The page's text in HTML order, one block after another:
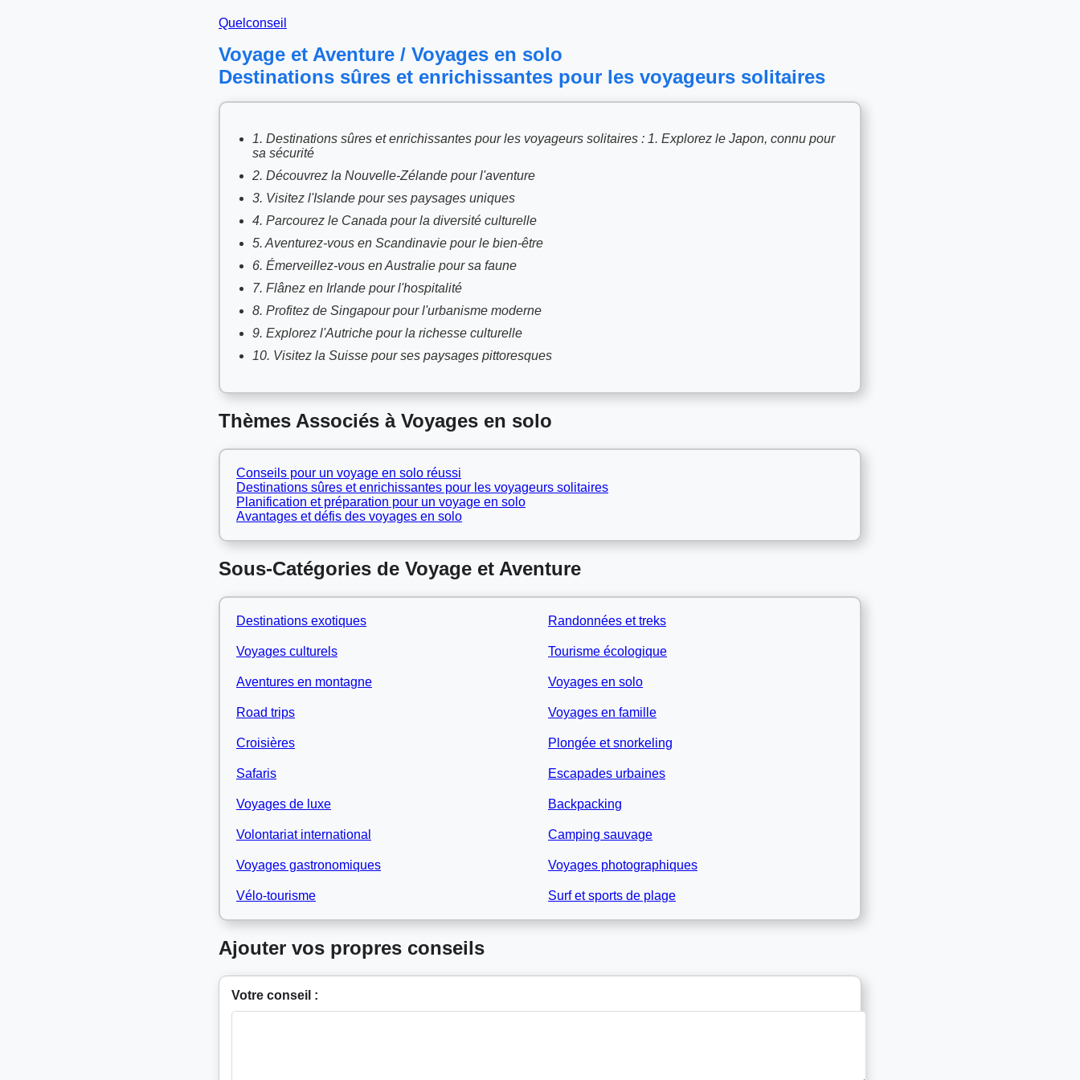
Quelconseil
Voyage et Aventure / Voyages en solo
Destinations sûres et enrichissantes pour les voyageurs solitaires
1. Destinations sûres et enrichissantes pour les voyageurs solitaires : 1. Explorez le Japon, connu pour
sa sécurité
2. Découvrez la Nouvelle-Zélande pour l'aventure
3. Visitez l'Islande pour ses paysages uniques
4. Parcourez le Canada pour la diversité culturelle
5. Aventurez-vous en Scandinavie pour le bien-être
6. Émerveillez-vous en Australie pour sa faune
7. Flânez en Irlande pour l'hospitalité
8. Profitez de Singapour pour l'urbanisme moderne
9. Explorez l'Autriche pour la richesse culturelle
10. Visitez la Suisse pour ses paysages pittoresques
Thèmes Associés à Voyages en solo
Conseils pour un voyage en solo réussi
Destinations sûres et enrichissantes pour les voyageurs solitaires
Planification et préparation pour un voyage en solo
Avantages et défis des voyages en solo
Sous-Catégories de Voyage et Aventure
Destinations exotiques Randonnées et treks
Voyages culturels Tourisme écologique
Aventures en montagne Voyages en solo
Road trips Voyages en famille
Croisières Plongée et snorkeling
Safaris Escapades urbaines
Voyages de luxe Backpacking
Volontariat international Camping sauvage
Voyages gastronomiques Voyages photographiques
Vélo-tourisme Surf et sports de plage
Ajouter vos propres conseils
Votre conseil :